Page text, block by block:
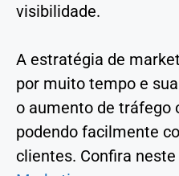
visibilidade.
‌A estratégia de
por muito tempo e
o aumento de tráfego
podendo facilmente
clientes. Confira